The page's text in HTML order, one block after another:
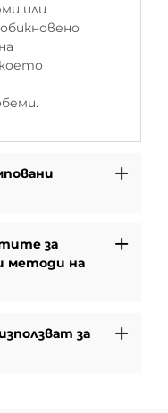
или
за
методи на
за